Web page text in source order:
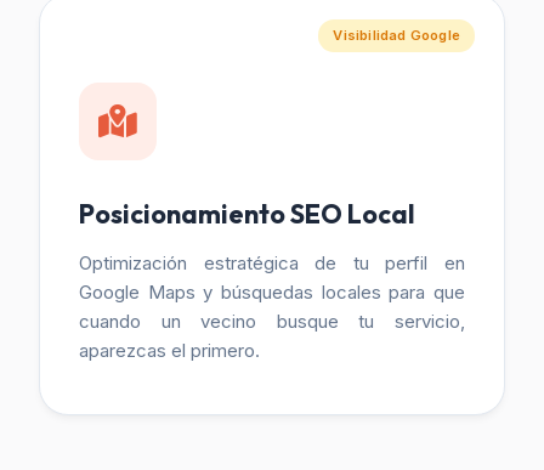
Visibilidad Google
Posicionamiento SEO Local
Optimización estratégica de tu perfil en
Google Maps y búsquedas locales para que
cuando un vecino busque tu servicio,
aparezcas el primero.